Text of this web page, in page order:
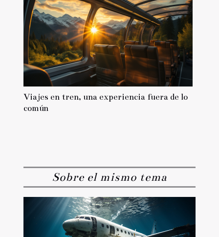
Viajes en tren, una experiencia fuera de lo
común
Sobre el mismo tema